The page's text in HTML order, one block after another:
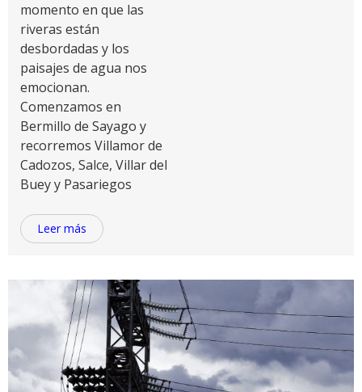
momento en que las
riveras están
desbordadas y los
paisajes de agua nos
emocionan.
Comenzamos en
Bermillo de Sayago y
recorremos Villamor de
Cadozos, Salce, Villar del
Buey y Pasariegos
Leer más